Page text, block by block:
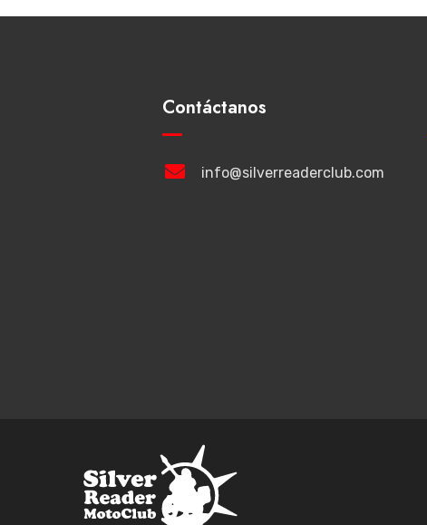
Contáctanos
info@silverreaderclub.com